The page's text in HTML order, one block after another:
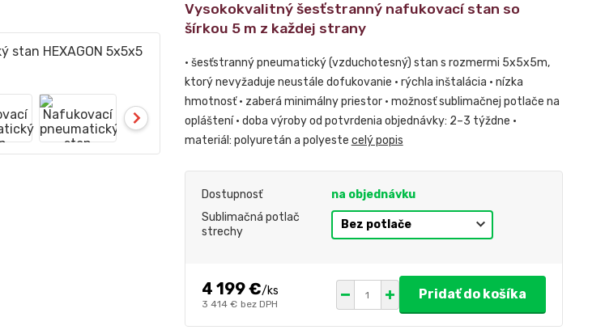
Vysokokvalitný šesťstranný nafukovací stan so
šírkou 5 m z každej strany
• šesťstranný pneumatický (vzduchotesný) stan s rozmermi 5x5x5m,
ktorý nevyžaduje neustále dofukovanie • rýchla inštalácia • nízka
hmotnosť • zaberá minimálny priestor • možnosť sublimačnej potlače na
opláštení • doba výroby od potvrdenia objednávky: 2–3 týždne •
materiál: polyuretán a polyeste celý popis
Dostupnosť
na objednávku
Sublimačná potlač
strechy
4 199 €/ks
3 414 € bez DPH
Pridať do košíka